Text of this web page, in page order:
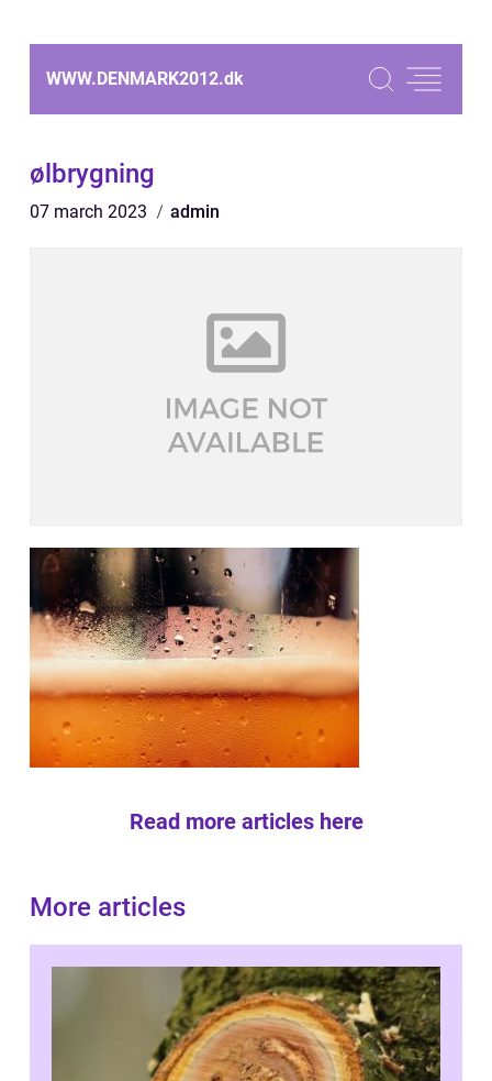
WWW.DENMARK2012.dk
ølbrygning
07 march 2023 admin
Read more articles here
More articles